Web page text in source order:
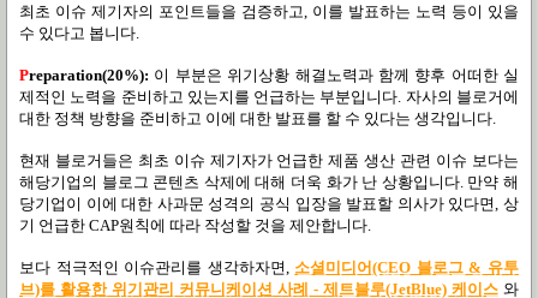
최초 이슈 제기자의 포인트들을 검증하고, 이를 발표하는 노력 등이 있을
수 있다고 봅니다.
Preparation(20%): 이 부분은 위기상황 해결노력과 함께 향후 어떠한 실
제적인 노력을 준비하고 있는지를 언급하는 부분입니다. 자사의 블로거에
대한 정책 방향을 준비하고 이에 대한 발표를 할 수 있다는 생각입니다.
현재 블로거들은 최초 이슈 제기자가 언급한 제품 생산 관련 이슈 보다는
해당기업의 블로그 콘텐츠 삭제에 대해 더욱 화가 난 상황입니다. 만약 해
당기업이 이에 대한 사과문 성격의 공식 입장을 발표할 의사가 있다면, 상
기 언급한 CAP원칙에 따라 작성할 것을 제안합니다.
보다 적극적인 이슈관리를 생각하자면, 소셜미디어(CEO 블로그 & 유투
브)를 활용한 위기관리 커뮤니케이션 사례 - 제트블루(JetBlue) 케이스 와